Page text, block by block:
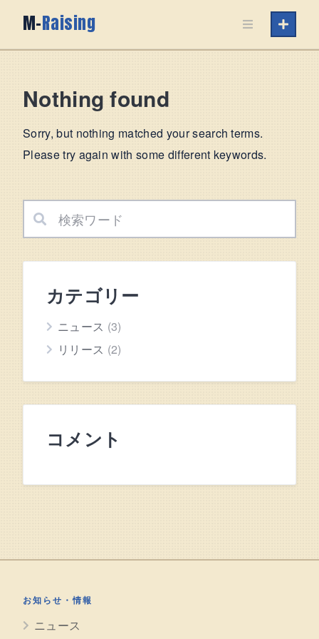
M-Raising
Nothing found
Sorry, but nothing matched your search terms.
Please try again with some different keywords.
カテゴリー
ニュース (3)
リリース (2)
コメント
お知らせ・情報
ニュース